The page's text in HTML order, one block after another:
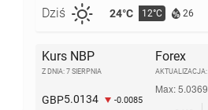
Dziś 24°C 12°C 26
Kurs NBP
Z DNIA: 7 SIERPNIA
GBP5.0134 -0.0085
Forex
AKTUALIZACJA: